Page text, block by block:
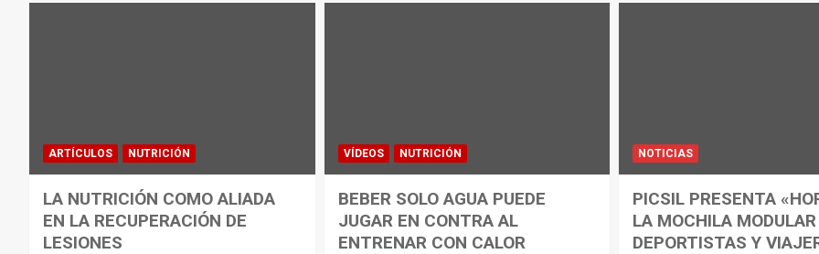
ARTÍCULOS NUTRICIÓN
LA NUTRICIÓN COMO ALIADA
EN LA RECUPERACIÓN DE
LESIONES
VÍDEOS NUTRICIÓN
BEBER SOLO AGUA PUEDE
JUGAR EN CONTRA AL
ENTRENAR CON CALOR
NOTICIAS
PICSIL PRESENTA
LA MOCHILA
DEPORTISTAS Y